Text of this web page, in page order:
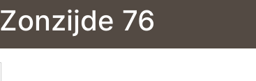
Zonzijde 76